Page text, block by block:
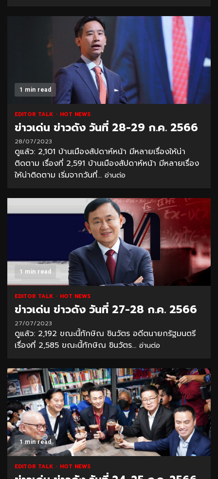
1 min read
EDITOR TALK HOT NEWS
ข่าวเด่น ข่าวดัง วันที่ 28-29 ก.ค. 2566
28/07/2023
ดูแล้ว: 2,101 บ้านเมืองสัปดาห์หน้า มีหลายเรื่องให้น่า
ติดตาม เรื่องที่ 2,591 บ้านเมืองสัปดาห์หน้า มีหลายเรื่อง
ให้น่าติดตาม เริ่มจากวันที่... อ่านต่อ
1 min read
EDITOR TALK HOT NEWS
ข่าวเด่น ข่าวดัง วันที่ 27-28 ก.ค. 2566
27/07/2023
ดูแล้ว: 2,192 ขณะนี้ทักษิณ ชินวัตร อดีตนายกรัฐมนตรี
เรื่องที่ 2,585 ขณะนี้ทักษิณ ชินวัตร... อ่านต่อ
1 min read
EDITOR TALK HOT NEWS